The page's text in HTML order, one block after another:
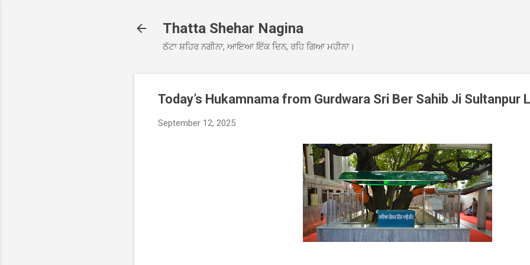
Thatta Shehar Nagina
ਠੱਟਾ ਸ਼ਹਿਰ ਨਗੀਨਾ, ਆਇਆ ਇੱਕ ਦਿਨ, ਰਹਿ ਗਿਆ ਮਹੀਨਾ।
Today’s Hukamnama from Gurdwara Sri Ber Sahib Ji Sultanpur
September 12, 2025